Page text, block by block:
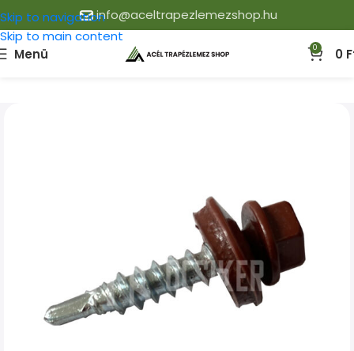
Skip to navigation
Skip to main content
info@aceltrapezlemezshop.hu
Menü 0 0